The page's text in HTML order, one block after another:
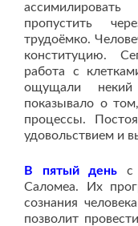
пропустить
трудоёмко.
конституцию.
работа с
ощущали
показывало о
процессы.
удовольствием и
В пятый день с
Саломеа. Их
сознания
позволит